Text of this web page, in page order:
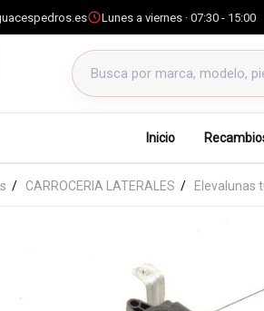
Lunes a viernes · 07:30 - 15:00
Buscar productos
Inicio
CARROCERIA LATERALES Elevalunas